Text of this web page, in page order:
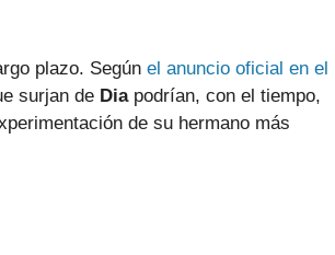
plazo. Según el anuncio oficial en el
surjan de Diapodrían, con el tiempo,
de su hermano más